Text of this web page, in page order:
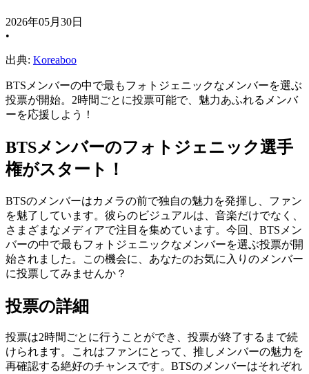
2026年05月30日
•
出典: Koreaboo
BTSメンバーの中で最もフォトジェニックなメンバーを選ぶ
投票が開始。2時間ごとに投票可能で、魅力あふれるメンバ
ーを応援しよう！
BTSメンバーのフォトジェニック選手
権がスタート！
BTSのメンバーはカメラの前で独自の魅力を発揮し、ファン
を魅了しています。彼らのビジュアルは、音楽だけでなく、
さまざまなメディアで注目を集めています。今回、BTSメン
バーの中で最もフォトジェニックなメンバーを選ぶ投票が開
始されました。この機会に、あなたのお気に入りのメンバー
に投票してみませんか？
投票の詳細
投票は2時間ごとに行うことができ、投票が終了するまで続
けられます。これはファンにとって、推しメンバーの魅力を
再確認する絶好のチャンスです。BTSのメンバーはそれぞれ